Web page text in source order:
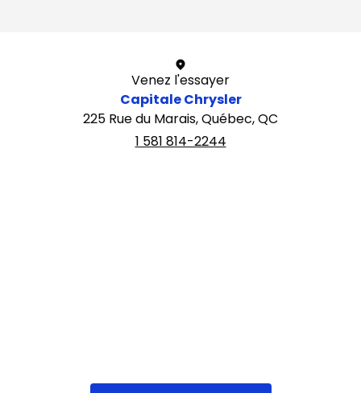
Venez l'essayer
Capitale Chrysler
225 Rue du Marais, Québec, QC
1 581 814-2244